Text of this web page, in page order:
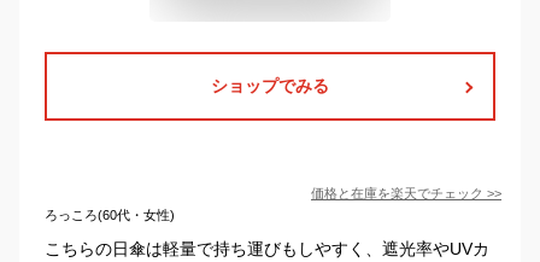
ショップでみる
価格と在庫を楽天でチェック >>
ろっころ(60代・女性)
こちらの日傘は軽量で持ち運びもしやすく、遮光率やUVカ